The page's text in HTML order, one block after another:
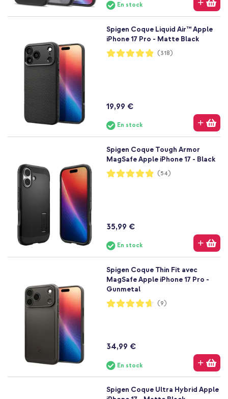
En stock
Spigen Coque Liquid Air™ Apple
iPhone 17 Pro - Matte Black
Notation:
97%
(318)
19,99 €
En stock
Spigen Coque Tough Armor
MagSafe Apple iPhone 17 - Black
Notation:
97%
(54)
35,99 €
En stock
Spigen Coque Thin Fit avec
MagSafe Apple iPhone 17 Pro -
Gunmetal
Notation:
93%
(9)
34,99 €
En stock
Spigen Coque Ultra Hybrid Apple